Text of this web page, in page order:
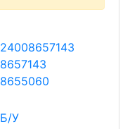
24008657143
8657143
8655060
Б/У